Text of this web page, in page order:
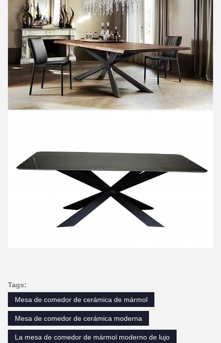
Tags:
Mesa de comedor de cerámica de mármol
Mesa de comedor de cerámica moderna
La mesa de comedor de mármol moderno de lujo